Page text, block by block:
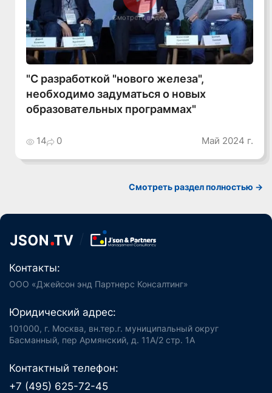
Смотреть видео
"С разработкой "нового железа",
необходимо задуматься о новых
образовательных программах"
14 0 Май 2024 г.
Смотреть раздел полностью ->
Контакты:
ООО «Джейсон энд Партнерс Консалтинг»
Юридический адрес:
101000, г. Москва, вн.тер.г. муниципальный округ
Басманный, пер Армянский, д. 11А/2 стр. 1А
Контактный телефон:
+7 (495) 625-72-45